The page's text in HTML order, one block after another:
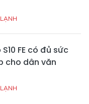
FE có đủ sức
cho dân văn